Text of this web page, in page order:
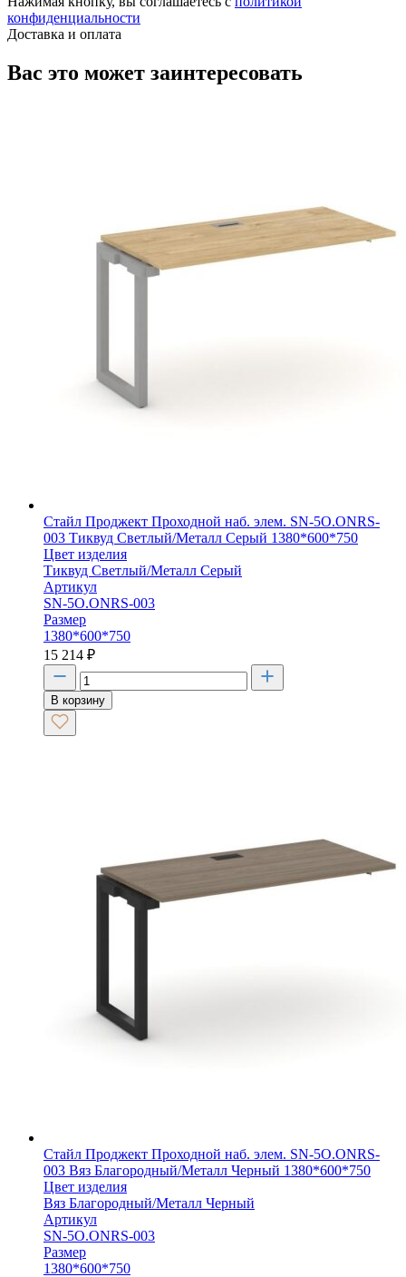
конфиденциальности
Доставка и оплата
Вас это может заинтересовать
Стайл Проджект Проходной наб. элем. SN-5O.ONRS-
003 Тиквуд Светлый/Металл Серый 1380*600*750
Цвет изделия
Тиквуд Светлый/Металл Серый
Артикул
SN-5O.ONRS-003
Размер
1380*600*750
15 214 ₽
В корзину
Стайл Проджект Проходной наб. элем. SN-5O.ONRS-
003 Вяз Благородный/Металл Черный 1380*600*750
Цвет изделия
Вяз Благородный/Металл Черный
Артикул
SN-5O.ONRS-003
Размер
1380*600*750